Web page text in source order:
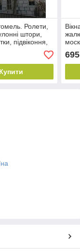
Ролети,
штори,
підвіконня,
ключ у
Купити
695